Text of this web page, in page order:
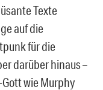
Texte
auf die
für die
darüber hinaus –
wie Murphy